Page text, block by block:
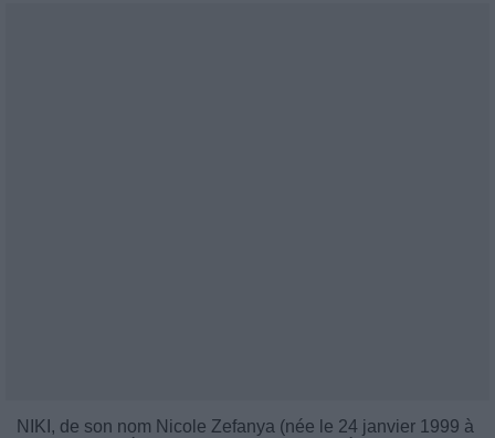
NIKI, de son nom Nicole Zefanya (née le 24 janvier 1999 à